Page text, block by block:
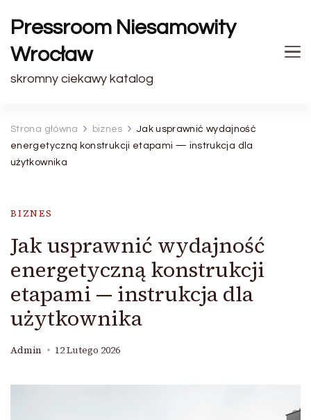
Pressroom Niesamowity
Wrocław
skromny ciekawy katalog
Strona główna biznes
Jak usprawnić wydajność
energetyczną konstrukcji etapami — instrukcja dla
użytkownika
BIZNES
Jak usprawnić wydajność
energetyczną konstrukcji
etapami — instrukcja dla
użytkownika
Admin 12 Lutego 2026